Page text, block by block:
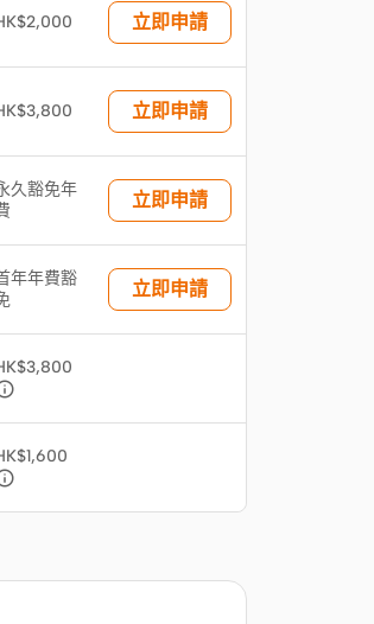
立即申請
立即申請
久豁免年
立即申請
年年費豁
立即申請